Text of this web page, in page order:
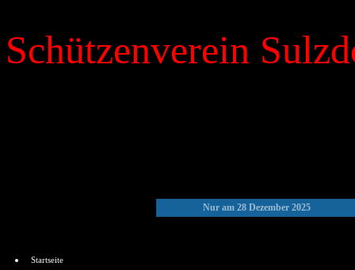
Schützenverein
Startseite
Nur am 28 Dezember 2025